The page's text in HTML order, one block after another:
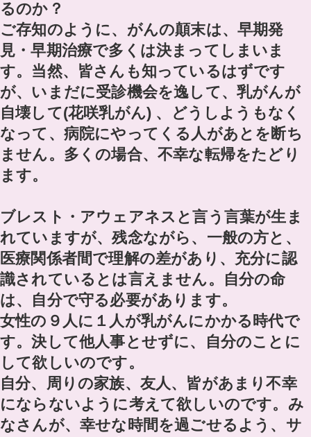
るのか？
ご存知のように、がんの顛末は、早期発
見・早期治療で多くは決まってしまいま
す。当然、皆さんも知っているはずです
が、いまだに受診機会を逸して、乳がんが
自壊して(花咲乳がん) 、どうしようもなく
なって、病院にやってくる人があとを断ち
ません。多くの場合、不幸な転帰をたどり
ます。
ブレスト・アウェアネスと言う言葉が生ま
れていますが、残念ながら、一般の方と、
医療関係者間で理解の差があり、充分に認
識されているとは言えません。自分の命
は、自分で守る必要があります。
女性の９人に１人が乳がんにかかる時代で
す。決して他人事とせずに、自分のことに
して欲しいのです。
自分、周りの家族、友人、皆があまり不幸
にならないように考えて欲しいのです。み
なさんが、幸せな時間を過ごせるよう、サ